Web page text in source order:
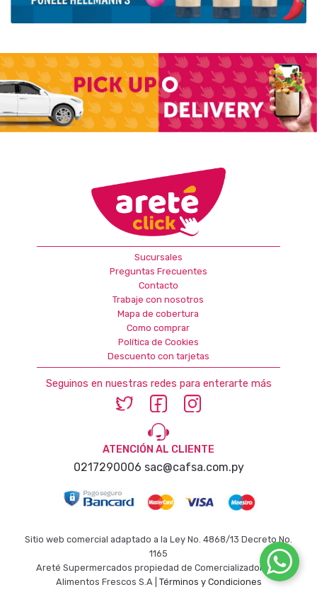
Sucursales
Preguntas Frecuentes
Contacto
Trabaje con nosotros
Mapa de cobertura
Como comprar
Política de Cookies
Descuento con tarjetas
Seguinos en nuestras redes para enterarte más
ATENCIÓN AL CLIENTE
0217290006 sac@cafsa.com.py
Sitio web comercial adaptado a la Ley No. 4868/13 Decreto No.
1165
Areté Supermercados propiedad de Comercializadora de
Alimentos Frescos S.A | Términos y Condiciones